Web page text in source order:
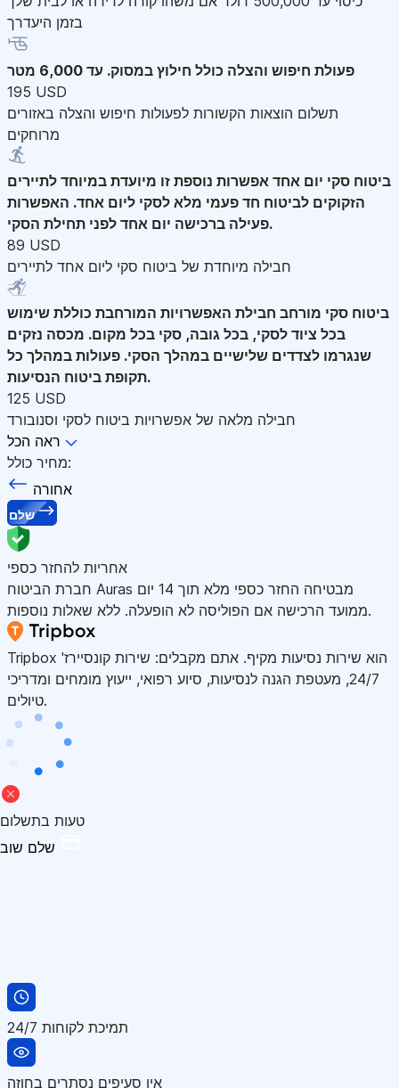
בזמן היעדרך
פעולת חיפוש והצלה כולל חילוץ במסוק. עד 6,000 מטר
195 USD
תשלום הוצאות הקשורות לפעולות חיפוש והצלה באזורים
מרוחקים
ביטוח סקי יום אחד אפשרות נוספת זו מיועדת במיוחד לתיירים
הזקוקים לביטוח חד פעמי מלא לסקי ליום אחד. האפשרות
פעילה ברכישה יום אחד לפני תחילת הסקי.
89 USD
חבילה מיוחדת של ביטוח סקי ליום אחד לתיירים
ביטוח סקי מורחב חבילת האפשרויות המורחבת כוללת שימוש
בכל ציוד לסקי, בכל גובה, סקי בכל מקום. מכסה נזקים
שנגרמו לצדדים שלישיים במהלך הסקי. פעולות במהלך כל
תקופת ביטוח הנסיעות.
125 USD
חבילה מלאה של אפשרויות ביטוח לסקי וסנובורד
ראה הכל
מחיר כולל:
אחורה
שלם
אחריות להחזר כספי
חברת הביטוח Auras מבטיחה החזר כספי מלא תוך 14 יום
ממועד הרכישה אם הפוליסה לא הופעלה. ללא שאלות נוספות.
Tripbox הוא שירות נסיעות מקיף. אתם מקבלים: שירות קונסיירז'
24/7, מעטפת הגנה לנסיעות, סיוע רפואי, ייעוץ מומחים ומדריכי
טיולים.
טעות בתשלום
תמיכת לקוחות 24/7
אין סעיפים נסתרים בחוזה